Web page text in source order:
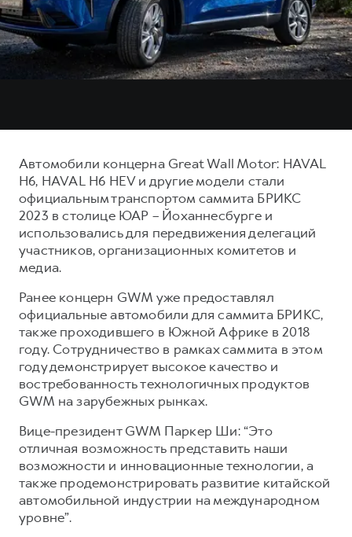
DARGO X
от 3 499 000 ₽
F7
от 2 899 000 ₽ от 3 599 000 ₽
POER
от 3 449 000 ₽
Тест-драйв
Трейд-ин
Кредитный калькулятор
Кредит
КОРПОРАТИВНЫМ КЛИЕНТАМ
Для малого бизнеса
Корпоративным клиентам
Крупным корпоративным клиентам
Система управления автопарком
Сервис для корпоративных клиентов
HAVAL Лизинг
АКСЕССУАРЫ HAVAL
Автомобильные аксессуары
Коллекция CITY
Коллекция Базовая
СЕРВИСНОЕ ОБСЛУЖИВАНИЕ
Нулевое ТО
Программа «Помощь на дороге»
Электронный ПТС
ПОДДЕРЖКА
GWM Безопасность
Гарантия HAVAL
Мобильное приложение GWM
Программа «HAVAL Защита+»
Руководства по эксплуатации
Подписки
АКСЕССУАРЫ HAVAL
Автомобильные аксессуары
Коллекция CITY
Коллекция Базовая
Коллекция Детская
О дилере
Наша команда
Автомобили концерна Great Wall Motor: HAVAL
H6, HAVAL H6 HEV и другие модели стали
официальным транспортом саммита БРИКС
2023 в столице ЮАР – Йоханнесбурге и
использовались для передвижения делегаций
участников, организационных комитетов и
медиа.
Ранее концерн GWM уже предоставлял
официальные автомобили для саммита БРИКС,
также проходившего в Южной Африке в 2018
году. Сотрудничество в рамках саммита в этом
году демонстрирует высокое качество и
востребованность технологичных продуктов
GWM на зарубежных рынках.
Вице-президент GWM Паркер Ши: “Это
отличная возможность представить наши
возможности и инновационные технологии, а
также продемонстрировать развитие китайской
автомобильной индустрии на международном
уровне”.